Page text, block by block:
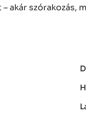
akár szórakozás,